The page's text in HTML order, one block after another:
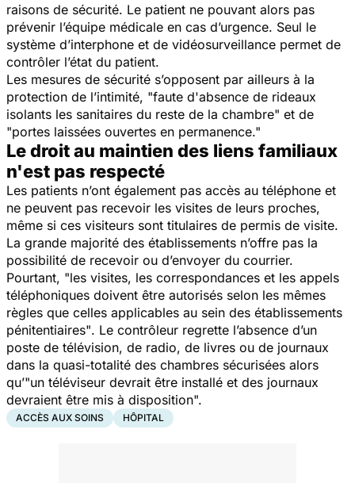
raisons de sécurité. Le patient ne pouvant alors pas
prévenir l’équipe médicale en cas d’urgence. Seul le
système d’interphone et de vidéosurveillance permet de
contrôler l’état du patient.
Les mesures de sécurité s’opposent par ailleurs à la
protection de l’intimité, "faute d'absence de rideaux
isolants les sanitaires du reste de la chambre" et de
"portes laissées ouvertes en permanence."
Le droit au maintien des liens familiaux
n'est pas respecté
Les patients n’ont également pas accès au téléphone et
ne peuvent pas recevoir les visites de leurs proches,
même si ces visiteurs sont titulaires de permis de visite.
La grande majorité des établissements n’offre pas la
possibilité de recevoir ou d’envoyer du courrier.
Pourtant, "les visites, les correspondances et les appels
téléphoniques doivent être autorisés selon les mêmes
règles que celles applicables au sein des établissements
pénitentiaires". Le contrôleur regrette l’absence d’un
poste de télévision, de radio, de livres ou de journaux
dans la quasi-totalité des chambres sécurisées alors
qu’"un téléviseur devrait être installé et des journaux
devraient être mis à disposition".
ACCÈS AUX SOINS HÔPITAL